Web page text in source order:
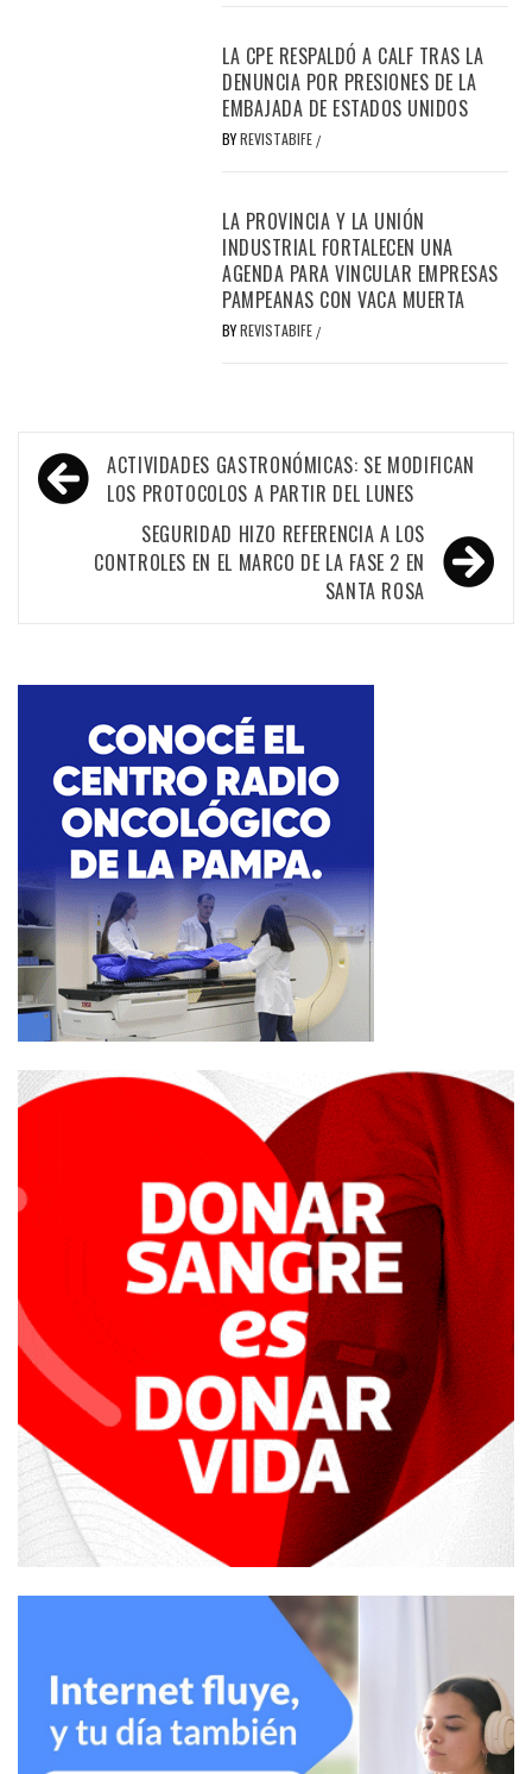
LA CPE RESPALDÓ A CALF TRAS LA
DENUNCIA POR PRESIONES DE LA
EMBAJADA DE ESTADOS UNIDOS
BYREVISTABIFE /
LA PROVINCIA Y LA UNIÓN
INDUSTRIAL FORTALECEN UNA
AGENDA PARA VINCULAR EMPRESAS
PAMPEANAS CON VACA MUERTA
BYREVISTABIFE /
Navegación
de
entradas
ACTIVIDADES GASTRONÓMICAS: SE MODIFICAN
LOS PROTOCOLOS A PARTIR DEL LUNES
SEGURIDAD HIZO REFERENCIA A LOS
CONTROLES EN EL MARCO DE LA FASE 2 EN
SANTA ROSA